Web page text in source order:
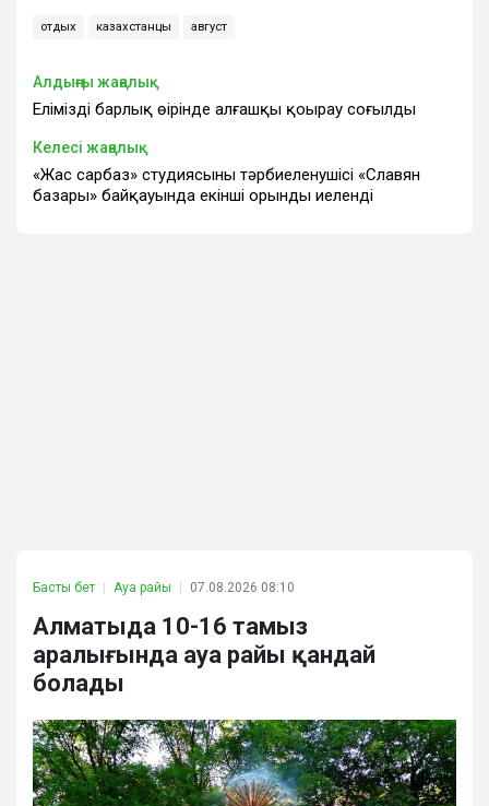
отдых казахстанцы август
Алдыңғы жаңалық
Еліміздің барлық өңірінде алғашқы қоңырау соғылды
Келесі жаңалық
«Жас сарбаз» студиясының тәрбиеленушісі «Славян
базары» байқауында екінші орынды иеленді
Басты бет Ауа райы 07.08.2026 08:10
Алматыда 10-16 тамыз
аралығында ауа райы қандай
болады